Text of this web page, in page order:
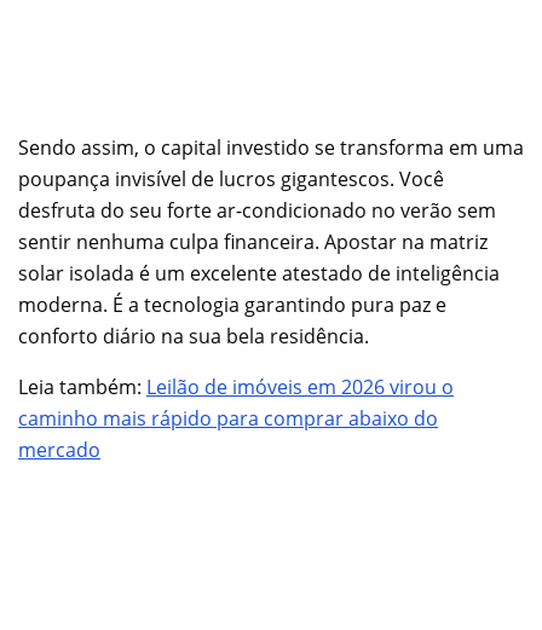
Sendo assim, o capital investido se transforma em uma
poupança invisível de lucros gigantescos. Você
desfruta do seu forte ar-condicionado no verão sem
sentir nenhuma culpa financeira. Apostar na matriz
solar isolada é um excelente atestado de inteligência
moderna. É a tecnologia garantindo pura paz e
conforto diário na sua bela residência.
Leia também: Leilão de imóveis em 2026 virou o
caminho mais rápido para comprar abaixo do
mercado